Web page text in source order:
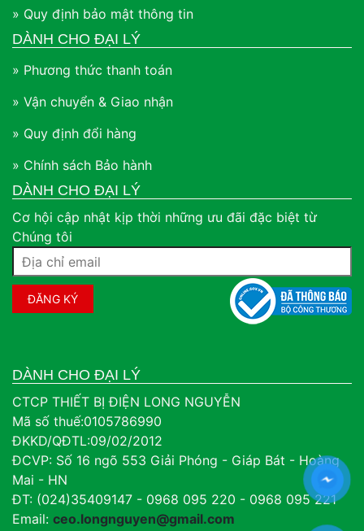
» Quy định bảo mật thông tin
DÀNH CHO ĐẠI LÝ
» Phương thức thanh toán
» Vận chuyển & Giao nhận
» Quy định đổi hàng
» Chính sách Bảo hành
DÀNH CHO ĐẠI LÝ
Cơ hội cập nhật kịp thời những ưu đãi đặc biệt từ
Chúng tôi
DÀNH CHO ĐẠI LÝ
CTCP THIẾT BỊ ĐIỆN LONG NGUYỄN
Mã số thuế:0105786990
ĐKKD/QĐTL:09/02/2012
ĐCVP: Số 16 ngõ 553 Giải Phóng - Giáp Bát - Hoàng
Mai - HN
ĐT: (024)35409147 - 0968 095 220 - 0968 095 221
Email: ceo.longnguyen@gmail.com